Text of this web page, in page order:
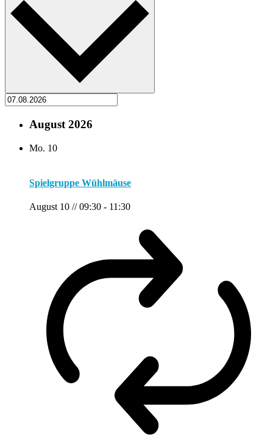
August 2026
Mo. 10
Spielgruppe Wühlmäuse
August 10 // 09:30 - 11:30